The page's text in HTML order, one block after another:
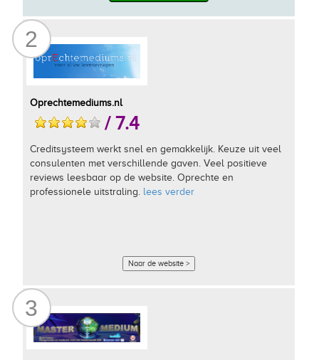
2
Oprechtemediums.nl
/ 7.4
Creditsysteem werkt snel en gemakkelijk. Keuze uit veel
consulenten met verschillende gaven. Veel positieve
reviews leesbaar op de website. Oprechte en
professionele uitstraling. lees verder
Naar de website >
3